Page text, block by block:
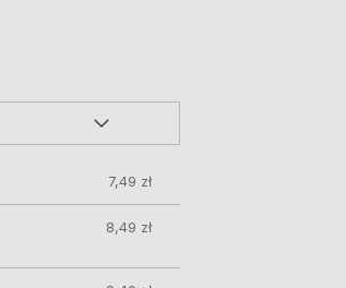
7,49 zł
8,49 zł